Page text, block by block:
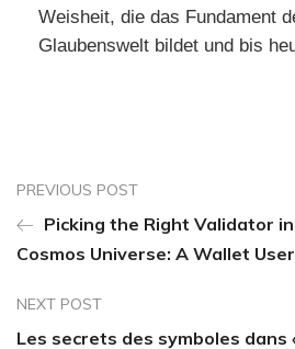
Weisheit, die das Fundament
Glaubenswelt bildet und bis
PREVIOUS POST
Picking the Right Validator
Cosmos Universe: A Wallet
NEXT POST
Les secrets des symboles dans